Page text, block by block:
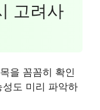
고려사
을 꼼꼼히 확인
도 미리 파악하